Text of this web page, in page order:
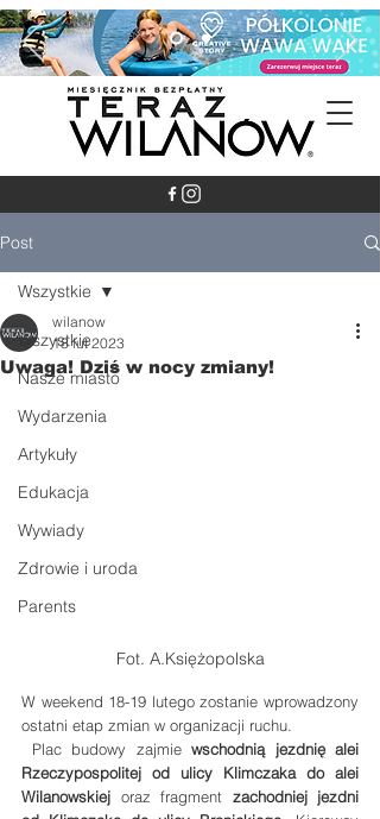
Post
Wszystkie
Nasze miasto
Wydarzenia
Artykuły
Edukacja
Wywiady
Zdrowie i uroda
Parents
Wszystkie
Uwaga! Dziś w nocy zmiany!
wilanow
18 lut 2023
Fot. A.Księżopolska
W weekend 18-19 lutego zostanie wprowadzony
ostatni etap zmian w organizacji ruchu.
Plac budowy zajmie wschodnią jezdnię alei
Rzeczypospolitej od ulicy Klimczaka do alei
Wilanowskiej oraz fragment zachodniej jezdni